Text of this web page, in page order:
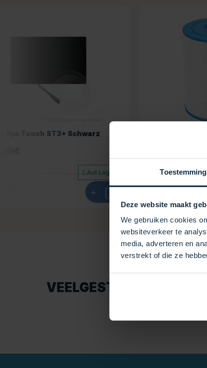
Toestemming
Deze website maakt
We gebruiken cookies
websiteverkeer te
media, adverteren en
verstrekt of die ze
Wéau Spa-Filter SC720
Ansehen
VEELGESTELDE VRAGEN